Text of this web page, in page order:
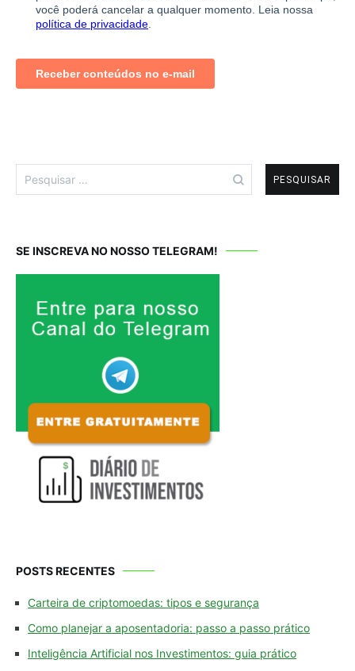
Pesquisar
por:
SE INSCREVA NO NOSSO TELEGRAM!
POSTS RECENTES
Carteira de criptomoedas: tipos e segurança
Como planejar a aposentadoria: passo a passo prático
Inteligência Artificial nos Investimentos: guia prático